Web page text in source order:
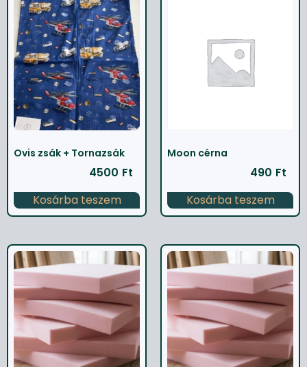
Ovis zsák + Tornazsák
4500 Ft
Kosárba teszem
Moon cérna
490 Ft
Kosárba teszem